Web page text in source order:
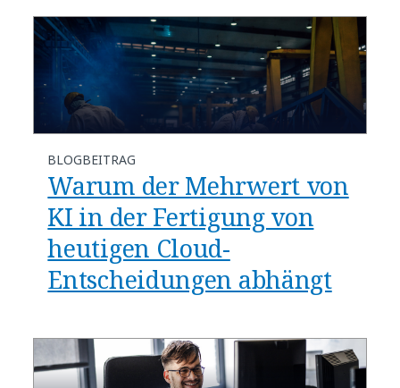
BLOGBEITRAG
Warum der Mehrwert von
KI in der Fertigung von
heutigen Cloud-
Entscheidungen abhängt